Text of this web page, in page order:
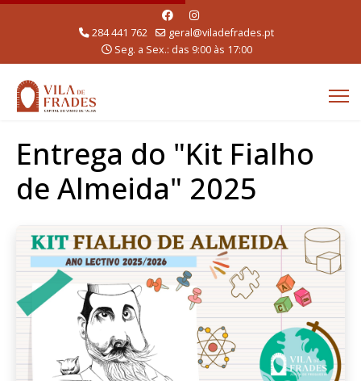
284 441 762
geral@viladefrades.pt
Seg. a Sex.: das 9:00 às 17:00
Entrega do "Kit Fialho
de Almeida" 2025